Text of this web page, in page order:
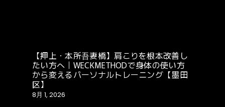
【押上・本所吾妻橋】肩こりを根本改善し
たい方へ｜WECKMETHODで身体の使い方
から変えるパーソナルトレーニング【墨田
区】
8月 1, 2026